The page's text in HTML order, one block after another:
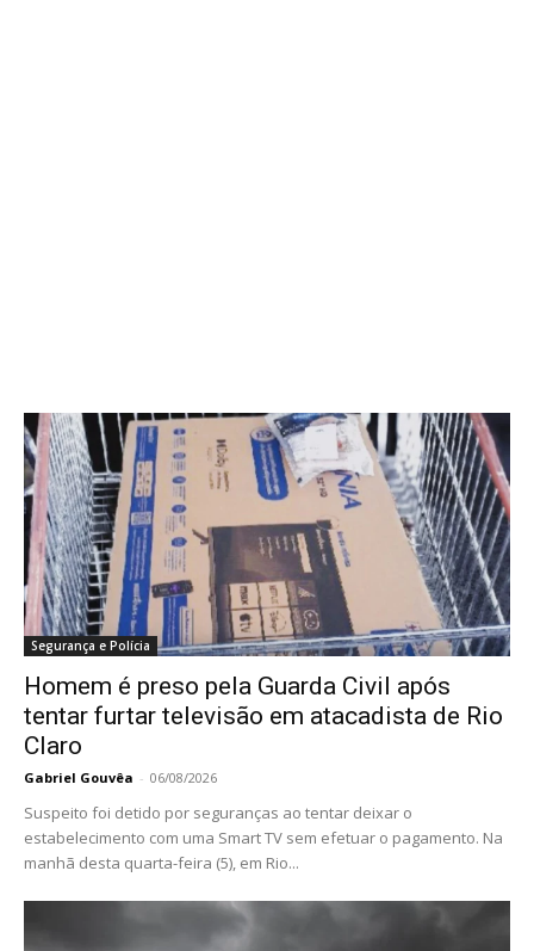
Segurança e Polícia
Homem é preso pela Guarda Civil após
tentar furtar televisão em atacadista de Rio
Claro
Gabriel Gouvêa - 06/08/2026
Suspeito foi detido por seguranças ao tentar deixar o
estabelecimento com uma Smart TV sem efetuar o pagamento. Na
manhã desta quarta-feira (5), em Rio...